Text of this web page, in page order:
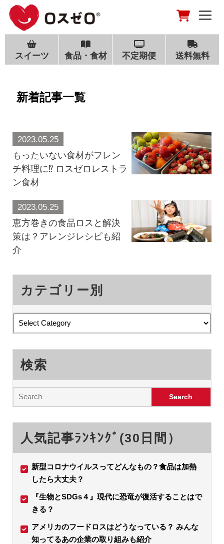
スイーツ 食品・食材 不定期便 送料無料
新着記事一覧
2023.05.25
もったいない食材がフレン
チ料理に⁉ ロスゼロレストラ
ン食材
2023.05.25
恵方巻きの食品ロスと解決
策は？アレンジレシピも紹
介
カテゴリー別
検索
人気記事ﾗﾝｷﾝｸﾞ(30日間）
新型コロナウイルスってどんなもの？食品は加熱
したら大丈夫？
『生物とSDGs４』現代に恐竜が復活することはで
きる？
アメリカのフードロスはどうなっている？ みんな
知ってるあの企業の取り組みも紹介